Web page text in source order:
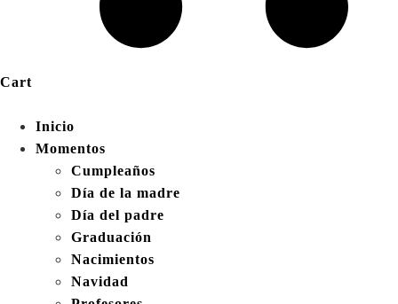
Cart
Inicio
Momentos
Cumpleaños
Día de la madre
Día del padre
Graduación
Nacimientos
Navidad